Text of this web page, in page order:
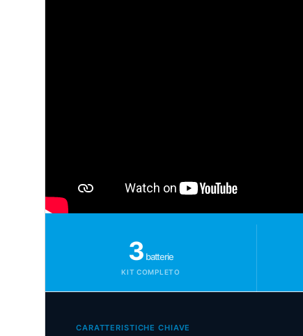
3 batterie
KIT COMPLETO
CARATTERISTICHE CHIAVE